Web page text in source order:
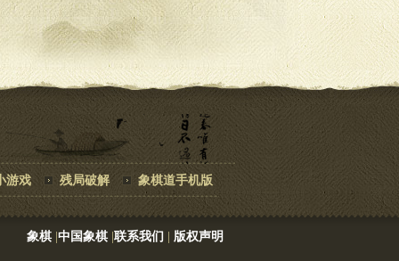
游戏 残局破解 象棋道手机版
象棋| 中国象棋| 联系我们 版权声明